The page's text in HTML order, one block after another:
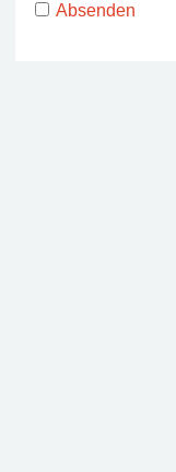
Absenden